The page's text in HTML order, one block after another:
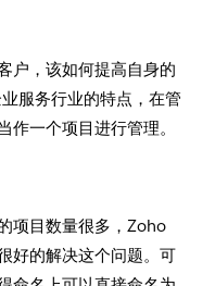
户，该如何提高自身的
服务行业的特点，在管
作一个项目进行管理。
项目数量很多，Zoho
好的解决这个问题。可